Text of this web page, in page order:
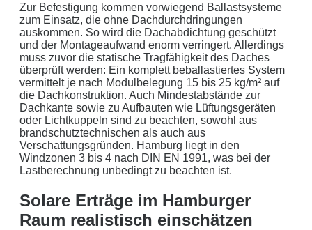
Detailliertere Berechnungen liefert unser
Wirtschaftlichkeitsrechner.
die bis 5000 kWh optimiert ist.
Jetzt unverbindliches Angebot erhalten
Bitte lasse dieses Feld leer.
Zur Befestigung kommen vorwiegend Ballastsysteme
zum Einsatz, die ohne Dachdurchdringungen
auskommen. So wird die Dachabdichtung geschützt
und der Montageaufwand enorm verringert. Allerdings
muss zuvor die statische Tragfähigkeit des Daches
überprüft werden: Ein komplett beballastiertes System
vermittelt je nach Modulbelegung 15 bis 25 kg/m² auf
die Dachkonstruktion. Auch Mindestabstände zur
Dachkante sowie zu Aufbauten wie Lüftungsgeräten
oder Lichtkuppeln sind zu beachten, sowohl aus
brandschutztechnischen als auch aus
Verschattungsgründen. Hamburg liegt in den
Windzonen 3 bis 4 nach DIN EN 1991, was bei der
Lastberechnung unbedingt zu beachten ist.
Solare Erträge im Hamburger
Raum realistisch einschätzen